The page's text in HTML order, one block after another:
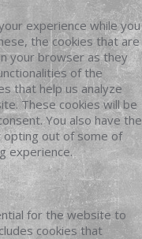
experience while you
the cookies that are
your browser as they
of the
that help us analyze
These cookies will be
You also have the
out of some of
experience.
for the website to
cookies that